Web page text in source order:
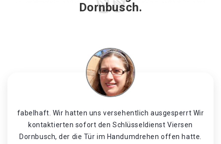
Dornbusch.
fabelhaft. Wir hatten uns versehentlich ausgesperrt Wir
kontaktierten sofort den Schlüsseldienst Viersen
Dornbusch, der die Tür im Handumdrehen offen hatte.